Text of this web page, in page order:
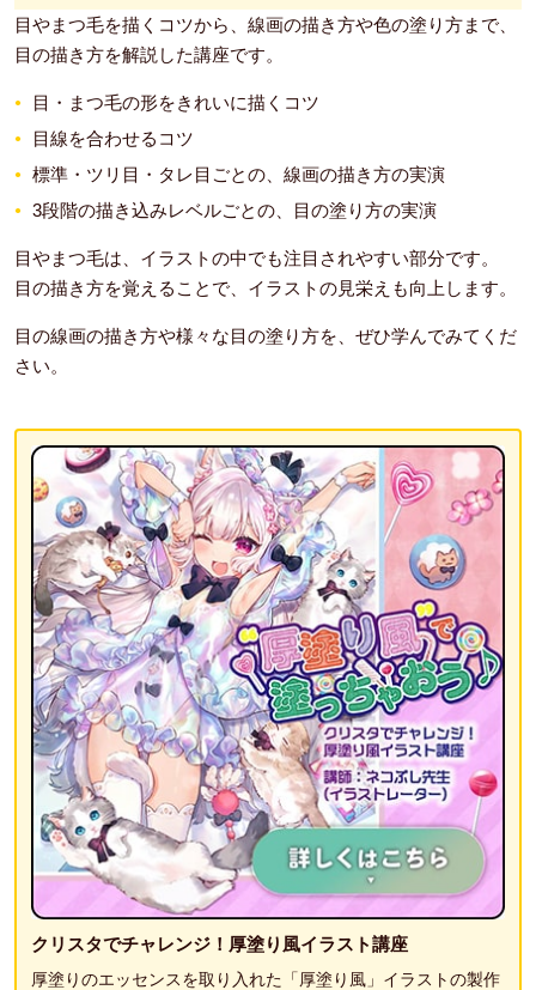
目やまつ毛を描くコツから、線画の描き方や色の塗り方まで、
目の描き方を解説した講座です。
目・まつ毛の形をきれいに描くコツ
目線を合わせるコツ
標準・ツリ目・タレ目ごとの、線画の描き方の実演
3段階の描き込みレベルごとの、目の塗り方の実演
目やまつ毛は、イラストの中でも注目されやすい部分です。
目の描き方を覚えることで、イラストの見栄えも向上します。
目の線画の描き方や様々な目の塗り方を、ぜひ学んでみてくだ
さい。
クリスタでチャレンジ！厚塗り風イラスト講座
厚塗りのエッセンスを取り入れた「厚塗り風」イラストの製作